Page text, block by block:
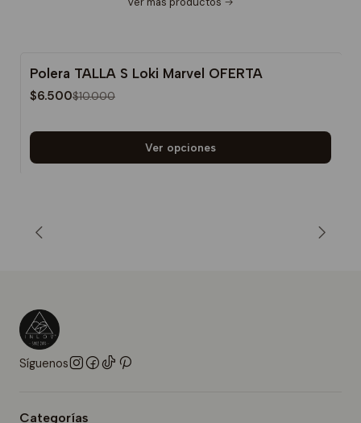
-35%
Polera TALLA S Loki Marvel OFERTA
$6.500$10.000
Ver opciones
Síguenos
Categorías